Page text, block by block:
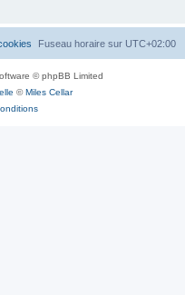
Fuseau horaire sur UTC+02:00
© phpBB Limited
©Miles Cellar